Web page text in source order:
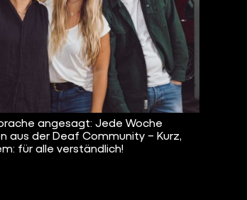
angesagt: Jede Woche
aus der Deaf Community – Kurz,
für alle verständlich!